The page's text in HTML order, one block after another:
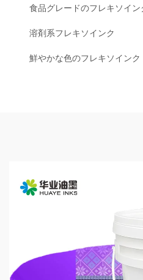
食品グレードのフレキソイン
溶剤系フレキソインク
鮮やかな色のフレキソインク